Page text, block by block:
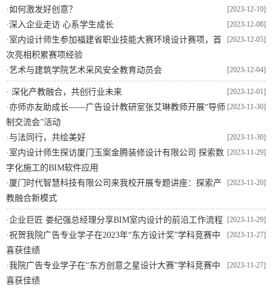
[2023-12-10]
·如何激发好创意？
[2023-12-08]
·深入企业走访 心系学生成长
[2023-12-05]
· 室内设计师生参加福建省职业技能大赛环境设计赛项，首
次亮相积累赛项经验
[2023-12-04]
·艺术与建筑学院艺术采风安全教育动员会
[2023-12-01]
· 深化产教融合，共创行业未来
[2023-11-30]
·亦师亦友助成长——广告设计教研室张艾琳教师开展“导师
制交流会”活动
[2023-11-30]
·与法同行，共绘美好
[2023-11-29]
· 室内设计师生探访厦门玉案金腾装修设计有限公司 探索数
字化施工的BIM软件应用
[2023-11-20]
· 厦门时代智慧科技有限公司来我校开展专题讲座：探索产
教融合新模式
[2023-11-29]
·企业巨匠 娄纪强总经理分享BIM室内设计的前沿工作流程
[2023-11-27]
·祝贺我院广告专业学子在2023年“东方设计奖”学科竞赛中
喜获佳绩
[2023-11-27]
·我院广告专业学子在“东方创意之星设计大赛”学科竞赛中
喜获佳绩